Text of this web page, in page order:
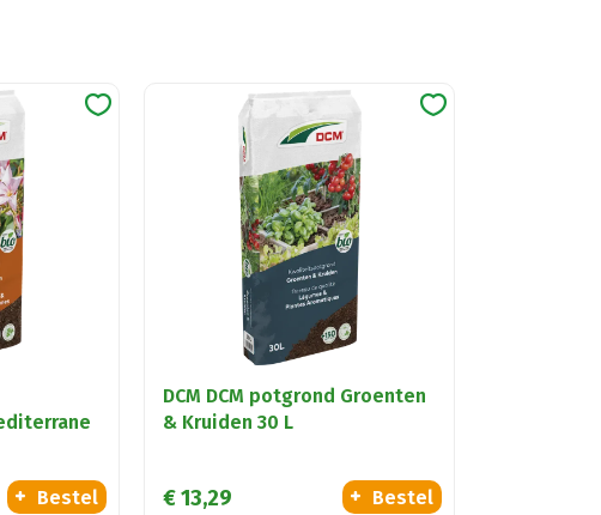
Bestel
DCM DCM potgrond Groenten
& Kruiden 30 L
€13,29 Bestel